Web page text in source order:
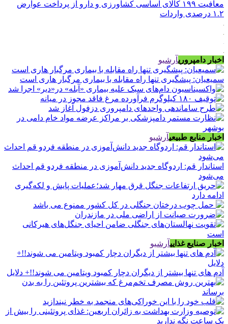
معافیت ۱۹۹ کالای اساسی کشاورزی و دارو از پرداخت عوارض
۱.۲ درصدی واردات
اخبار دامپروریآرشیو
سمیعیان: پیشگیری تنها راه مقابله با بیماری مرگبار هاری است
اخبار منابع طبیعیآرشیو
استاندار قم: اردوگاه جدید دانش‌آموزی در منطقه فردو قم احداث
می‌شود
اخبار صنایع غذاییآرشیو
آدم های تنها بیشتر از دیگران دچار کمبود ویتامین می شوند!!+ دلایل